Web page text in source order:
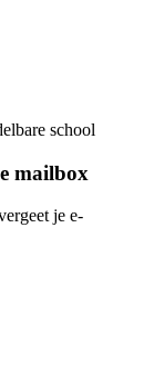
school
mailbox
je e-